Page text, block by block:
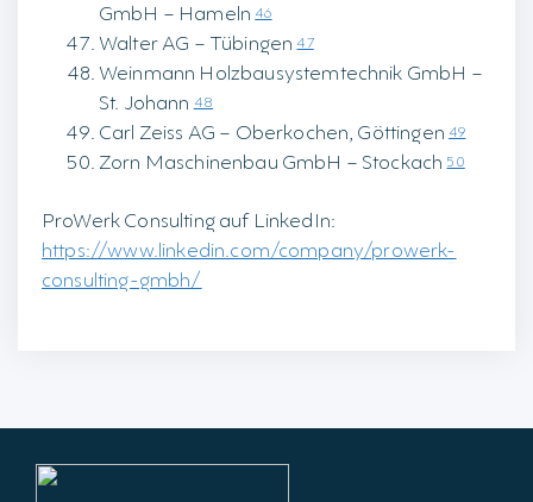
GmbH – Hameln46
Walter AG – Tübingen47
Weinmann Holzbausystemtechnik GmbH –
St. Johann48
Carl Zeiss AG – Oberkochen, Göttingen49
Zorn Maschinenbau GmbH – Stockach50
ProWerk Consulting auf LinkedIn:
https://www.linkedin.com/company/prowerk-
consulting-gmbh/